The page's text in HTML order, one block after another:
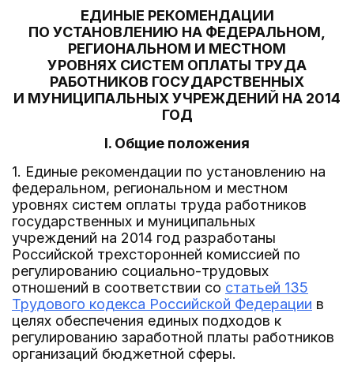
ЕДИНЫЕ РЕКОМЕНДАЦИИ
ПО УСТАНОВЛЕНИЮ НА ФЕДЕРАЛЬНОМ,
РЕГИОНАЛЬНОМ И МЕСТНОМ
УРОВНЯХ СИСТЕМ ОПЛАТЫ ТРУДА
РАБОТНИКОВ ГОСУДАРСТВЕННЫХ
И МУНИЦИПАЛЬНЫХ УЧРЕЖДЕНИЙ НА 2014
ГОД
I. Общие положения
1. Единые рекомендации по установлению на
федеральном, региональном и местном
уровнях систем оплаты труда работников
государственных и муниципальных
учреждений на 2014 год разработаны
Российской трехсторонней комиссией по
регулированию социально-трудовых
отношений в соответствии со статьей 135
Трудового кодекса Российской Федерации в
целях обеспечения единых подходов к
регулированию заработной платы работников
организаций бюджетной сферы.